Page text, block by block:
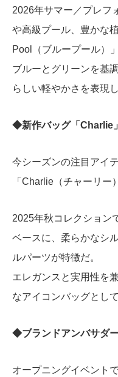
2026年サマー／プレフ
や高級プール、豊かな
Pool（ブループール）
ブルーとグリーンを基
らしい軽やかさを表現
◆新作バッグ「Charlie
今シーズンの注目アイ
「Charlie（チャーリー
2025年秋コレクション
ベースに、柔らかなシ
ルパーツが特徴だ。
エレガンスと実用性を
なアイコンバッグとし
◆ブランドアンバサダ
オープニングイベント